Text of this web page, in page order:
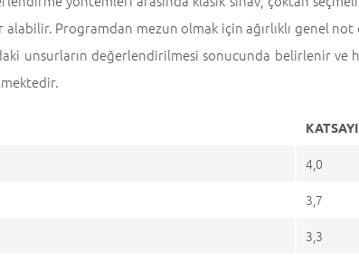
Programdan mezun olmak için ağırlıklı genel not
unsurların değerlendirilmesi sonucunda belirlenir
KATSAYI
4,0
3,7
3,3